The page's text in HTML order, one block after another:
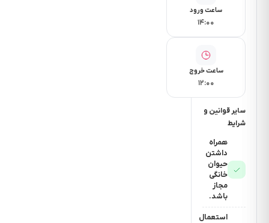
ساعت ورود
۱۴:۰۰
ساعت خروج
۱۲:۰۰
سایر قوانین و
شرایط
همراه
داشتن
حیوان
خانگی
مجاز
باشد.
استعمال